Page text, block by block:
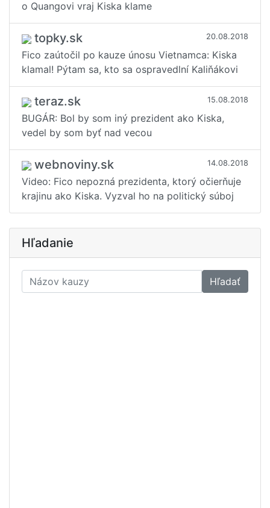
o Quangovi vraj Kiska klame
topky.sk 20.08.2018
Fico zaútočil po kauze únosu Vietnamca: Kiska
klamal! Pýtam sa, kto sa ospravedlní Kaliňákovi
teraz.sk 15.08.2018
BUGÁR: Bol by som iný prezident ako Kiska,
vedel by som byť nad vecou
webnoviny.sk 14.08.2018
Video: Fico nepozná prezidenta, ktorý očierňuje
krajinu ako Kiska. Vyzval ho na politický súboj
Hľadanie